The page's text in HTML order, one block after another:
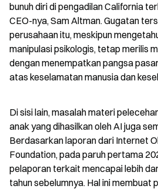
bunuh diri di pengadilan California
CEO-nya, Sam Altman. Gugatan
perusahaan itu, meskipun
manipulasi psikologis, tetap merilis
dengan menempatkan pangsa
atas keselamatan manusia dan
Di sisi lain, masalah materi
anak yang dihasilkan oleh AI juga
Berdasarkan laporan dari Internet
Foundation, pada paruh pertama
pelaporan terkait mencapai lebih
tahun sebelumnya. Hal ini membuat